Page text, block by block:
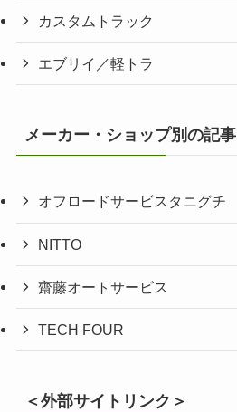
カスタムトラック
エブリイ／軽トラ
メーカー・ショップ別の記事
オフロードサービスタニグチ
NITTO
齋藤オートサービス
TECH FOUR
＜外部サイトリンク＞